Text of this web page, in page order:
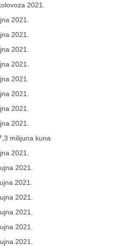
2021.
2021.
2021.
2021.
2021.
2021.
2021.
2021.
2021.
milijuna kuna
2021.
2021.
2021.
2021.
2021.
2021.
2021.